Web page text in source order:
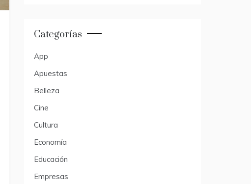
Categorías
App
Apuestas
Belleza
Cine
Cultura
Economía
Educación
Empresas